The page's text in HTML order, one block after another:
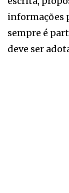
informações
sempre é
deve ser